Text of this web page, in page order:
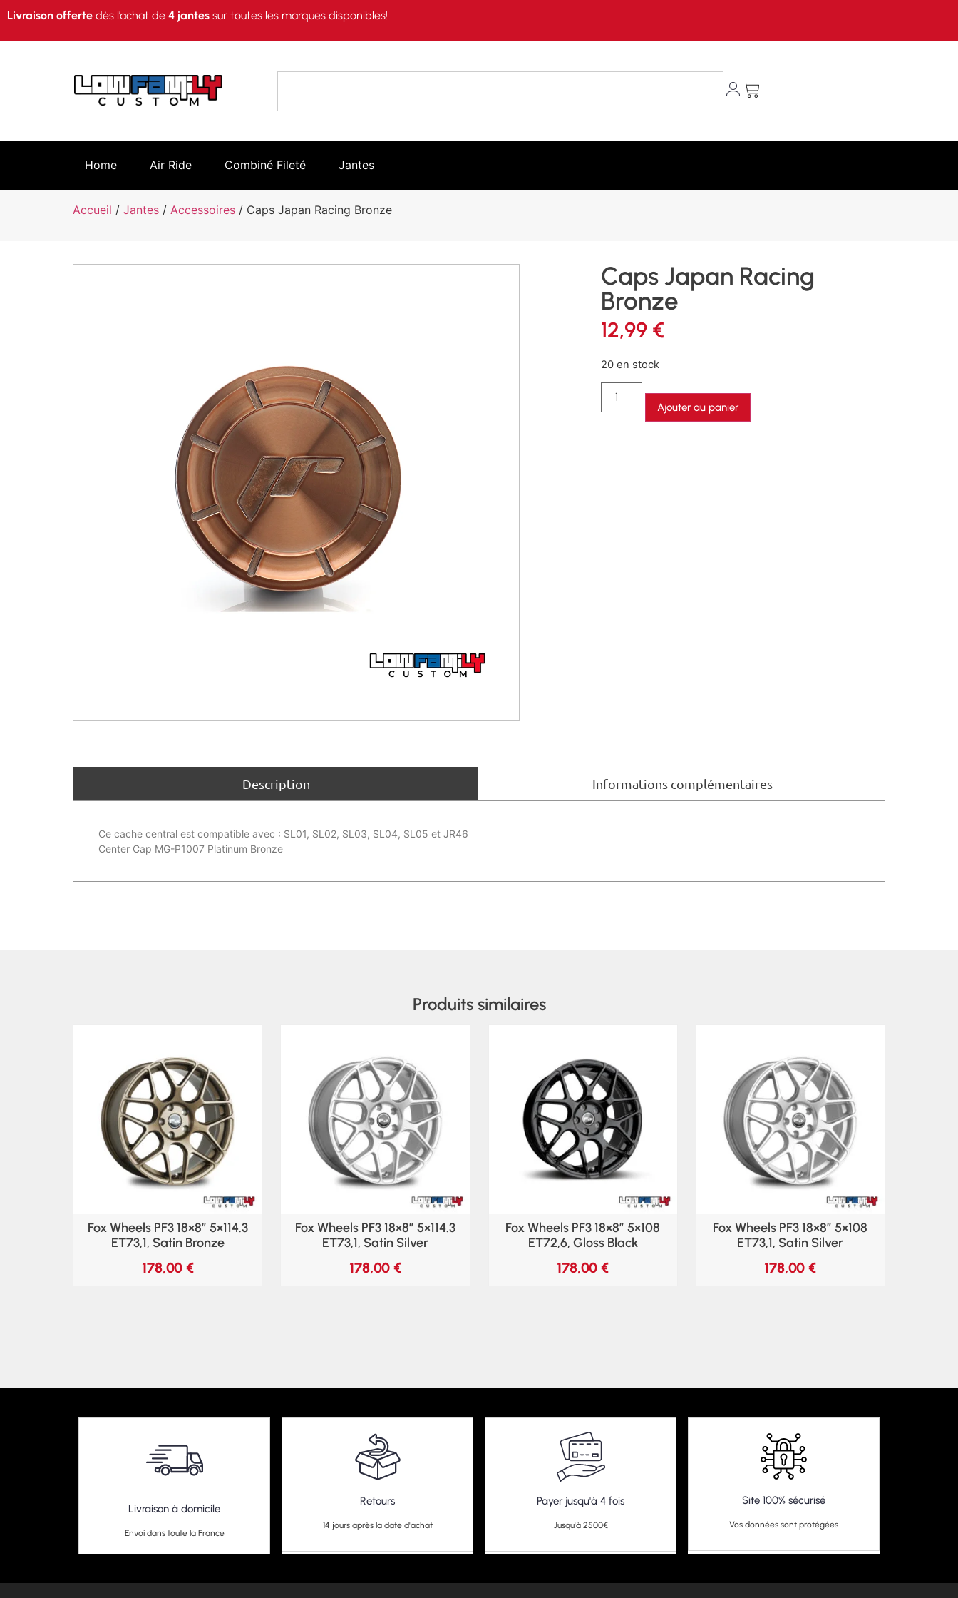
Livraison offerte dès l’achat de 4 jantes sur toutes les marques disponibles!
Home Air Ride Combiné Fileté Jantes
Accueil / Jantes / Accessoires / Caps Japan Racing Bronze
Caps Japan Racing
Bronze
12,99 €
20 en stock
Ajouter au panier
Description Informations complémentaires
Ce cache central est compatible avec : SL01, SL02, SL03, SL04, SL05 et JR46
Center Cap MG-P1007 Platinum Bronze
Produits similaires
Fox Wheels PF3 18×8″ 5×114.3
ET73,1, Satin Bronze
178,00 €
Fox Wheels PF3 18×8″ 5×114.3
ET73,1, Satin Silver
178,00 €
Fox Wheels PF3 18×8″ 5×108
ET72,6, Gloss Black
178,00€
Fox Wheels PF3 18×8″ 5×108
ET73,1, Satin Silver
178,00€
Livraison à domicile
Envoi dans toute la France
Retours
14 jours après la date d'achat
Payer jusqu'à 4 fois
Jusqu'à 2500€
Site 100% sécurisé
Vos données sont protégées